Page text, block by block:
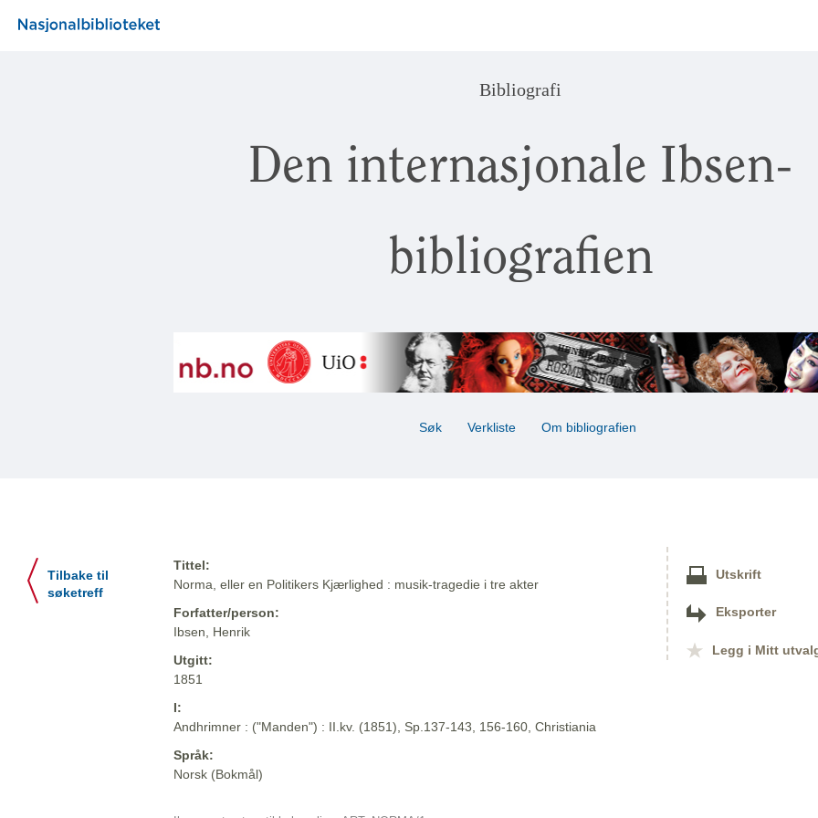
Bibliografi
Den internasjonale Ibsen-
bibliografien
Søk Verkliste Om bibliografien
Tilbake til
søketreff
Tittel:
Norma, eller en Politikers Kjærlighed : musik-tragedie i tre akter
Forfatter/person:
Ibsen, Henrik
Utgitt:
1851
I:
Andhrimner : ("Manden") : II.kv. (1851), Sp.137-143, 156-160, Christiania
Språk:
Norsk (Bokmål)
Utskrift
Eksporter
Legg i Mitt